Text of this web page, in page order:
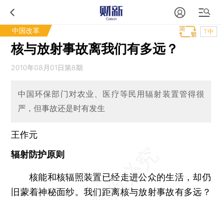
中国改革 T中
核与放射事故离我们有多远？
2010年08月01日第8期
中国环保部门对农业、医疗等民用辐射装置管得很
严，但事故还是时有发生
王作元
辐射防护原则
核能和核辐照装置已经走进公众的生活，却仍
旧蒙着神秘面纱。我们距离核与放射事故有多远？